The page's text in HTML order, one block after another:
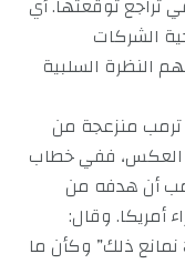
تراجع توقعتها. أي
الشركات
النظرة السلبية
ترمب منزعجة من
العكس، ففي خطاب
أعلن ترامب أن هدفه من
أمريكا. وقال:
ذلك” وكأن ما